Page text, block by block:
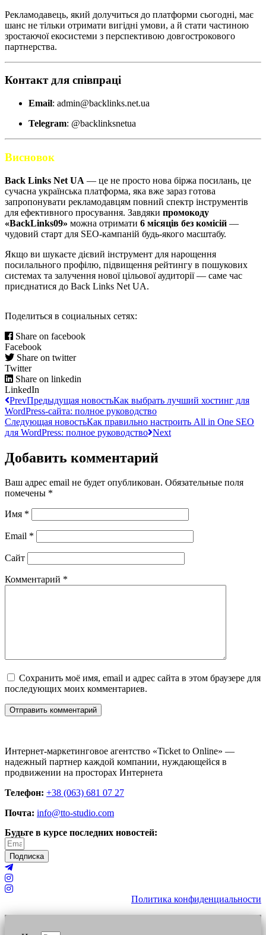
Рекламодавець, який долучиться до платформи сьогодні, має
шанс не тільки отримати вигідні умови, а й стати частиною
зростаючої екосистеми з перспективою довгострокового
партнерства.
Контакт для співпраці
Email: admin@backlinks.net.ua
Telegram: @backlinksnetua
Висновок
Back Links Net UA — це не просто нова біржа посилань, це
сучасна українська платформа, яка вже зараз готова
запропонувати рекламодавцям повний спектр інструментів
для ефективного просування. Завдяки промокоду
«BackLinks09» можна отримати 6 місяців без комісій —
чудовий старт для SEO-кампаній будь-якого масштабу.
Якщо ви шукаєте дієвий інструмент для нарощення
посилального профілю, підвищення рейтингу в пошукових
системах та залучення нової цільової аудиторії — саме час
приєднатися до Back Links Net UA.
Поделиться в социальных сетях:
Share on facebook
Facebook
Share on twitter
Twitter
Share on linkedin
LinkedIn
PrevПредыдущая новостьКак выбрать лучший хостинг для
WordPress-сайта: полное руководство
Следующая новостьКак правильно настроить All in One SEO
для WordPress: полное руководство Next
Добавить комментарий
Ваш адрес email не будет опубликован. Обязательные поля
помечены *
Имя *
Email *
Сайт
Комментарий *
Сохранить моё имя, email и адрес сайта в этом браузере для
последующих моих комментариев.
Интернет-маркетинговое агентство «Ticket to Online» —
надежный партнер каждой компании, нуждающейся в
продвижении на просторах Интернета
Телефон: +38 (063) 681 07 27
Почта: info@tto-studio.com
Будьте в курсе последних новостей:
Подписка
Политика конфиденциальности